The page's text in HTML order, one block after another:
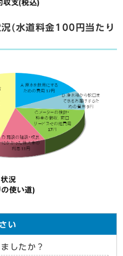
(水道料金100円当たり
い
したか？